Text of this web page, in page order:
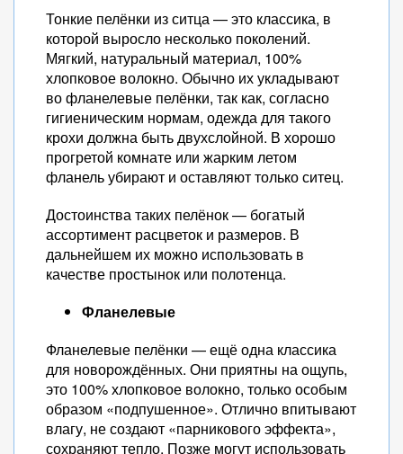
Тонкие пелёнки из ситца — это классика, в
которой выросло несколько поколений.
Мягкий, натуральный материал, 100%
хлопковое волокно. Обычно их укладывают
во фланелевые пелёнки, так как, согласно
гигиеническим нормам, одежда для такого
крохи должна быть двухслойной. В хорошо
прогретой комнате или жарким летом
фланель убирают и оставляют только ситец.
Достоинства таких пелёнок — богатый
ассортимент расцветок и размеров. В
дальнейшем их можно использовать в
качестве простынок или полотенца.
Фланелевые
Фланелевые пелёнки — ещё одна классика
для новорождённых. Они приятны на ощупь,
это 100% хлопковое волокно, только особым
образом «подпушенное». Отлично впитывают
влагу, не создают «парникового эффекта»,
сохраняют тепло. Позже могут использовать